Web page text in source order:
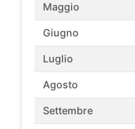
Maggio
Giugno
Luglio
Agosto
Settembre